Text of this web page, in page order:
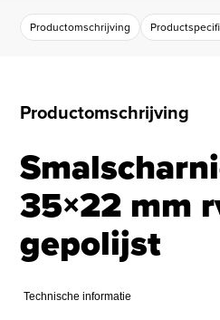
Productomschrijving
Productomschrijving
35×22 mm
gepolijst
Technische informatie